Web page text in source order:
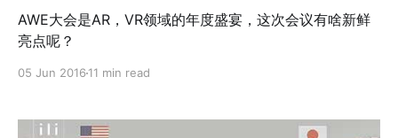
AWE大会是AR，VR领域的年度盛宴，这次会议有啥新鲜
亮点呢？
05 Jun 2016 11 min read